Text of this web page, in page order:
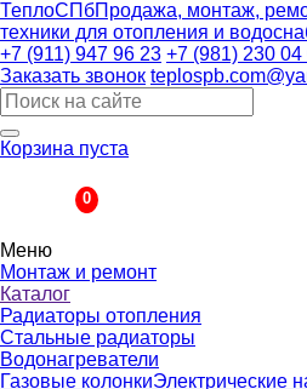
ТеплоСПбПродажа, монтаж,
техники для отопления и
+7 (911) 947 96 23 +7 (981) 230 04
Заказать звонок
Корзина пуста
0
Меню
Монтаж и ремонт
Каталог
Радиаторы отопления
Стальные радиаторы
Водонагреватели
Газовые колонкиЭлектрические